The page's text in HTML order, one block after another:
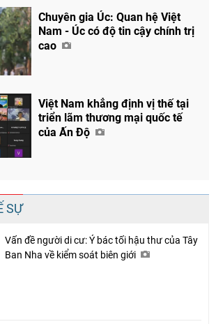
Chuyên gia Úc: Quan hệ Việt
Nam - Úc có độ tin cậy chính trị
cao
Việt Nam khẳng định vị thế tại
triển lãm thương mại quốc tế
của Ấn Độ
SỰ
Vấn đề người di cư: Ý bác tối hậu thư của Tây
Ban Nha về kiểm soát biên giới